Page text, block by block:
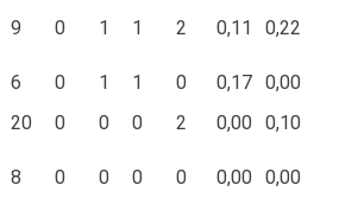
9 0 1 1 2 0,11 0,22
6 0 1 1 0 0,17 0,00
20 0 0 0 2 0,00 0,10
8 0 0 0 0 0,00 0,00